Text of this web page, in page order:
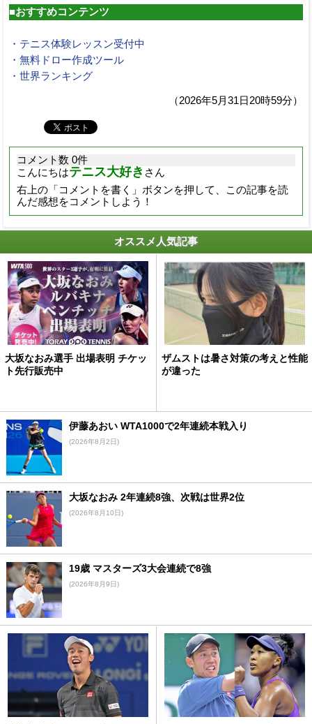
■おすすめコンテンツ
・テニス体験レッスン受付中
・無料ドロー作成ツール
・世界ランキング
（2026年5月31日20時59分）
コメント数 0件
こんにちはテニス大好き さん
右上の「コメントを書く」ボタンを押して、この記事を読
んだ感想をコメントしよう！
オススメ人気記事
大坂なおみ選手 出場表明 チケッ
ト先行販売中
ザムストは暑さ対策の考えと性能
が違った
伊藤あおい WTA1000で2年連続本戦入り
(2026年8月2日)
大坂なおみ 2年連続8強、次戦は世界2位
(2026年8月10日)
19歳 マスターズ3大会連続で8強
(2026年8月9日)